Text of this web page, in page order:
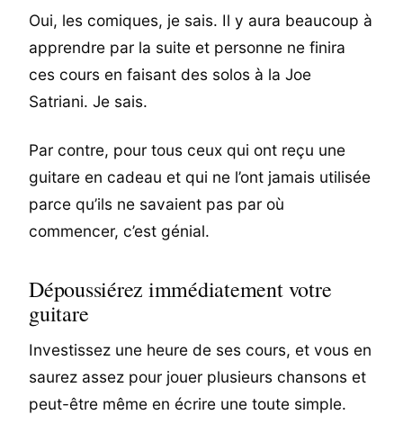
Oui, les comiques, je sais. Il y aura beaucoup à
apprendre par la suite et personne ne finira
ces cours en faisant des solos à la Joe
Satriani. Je sais.
Par contre, pour tous ceux qui ont reçu une
guitare en cadeau et qui ne l’ont jamais utilisée
parce qu’ils ne savaient pas par où
commencer, c’est génial.
Dépoussiérez immédiatement votre
guitare
Investissez une heure de ses cours, et vous en
saurez assez pour jouer plusieurs chansons et
peut-être même en écrire une toute simple.